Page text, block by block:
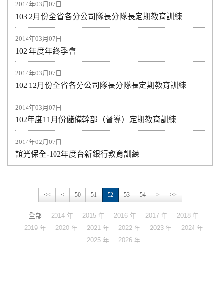
2014年03月07日
103.2月份全省各分公司隊長分隊長定期教育訓練
2014年03月07日
102 年度年終季會
2014年03月07日
102.12月份全省各分公司隊長分隊長定期教育訓練
2014年03月07日
102年度11月份儲備幹部（督導）定期教育訓練
2014年02月07日
誼光保全-102年度台新銀行教育訓練
<< < 50 51 52 53 54 > >>
全部 2014 年 2015 年 2016 年 2017 年
2018 年
2019 年
2020 年 2021 年 2022 年 2023 年
2024 年
2025 年
2026 年